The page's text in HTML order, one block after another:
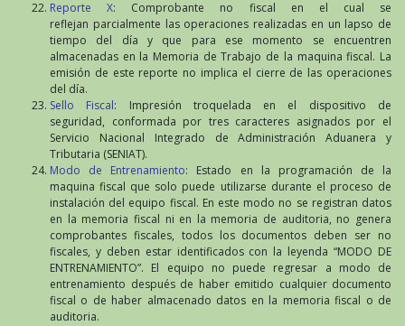
Reporte X: Comprobante no fiscal en el cual se
reflejan parcialmente las operaciones realizadas en un lapso de
tiempo del día y que para ese momento se encuentren
almacenadas en la Memoria de Trabajo de la maquina fiscal. La
emisión de este reporte no implica el cierre de las operaciones
del día.
Sello Fiscal: Impresión troquelada en el dispositivo de
seguridad, conformada por tres caracteres asignados por el
Servicio Nacional Integrado de Administración Aduanera y
Tributaria (SENIAT).
Modo de Entrenamiento: Estado en la programación de la
maquina fiscal que solo puede utilizarse durante el proceso de
instalación del equipo fiscal. En este modo no se registran datos
en la memoria fiscal ni en la memoria de auditoria, no genera
comprobantes fiscales, todos los documentos deben ser no
fiscales, y deben estar identificados con la leyenda “MODO DE
ENTRENAMIENTO”. El equipo no puede regresar a modo de
entrenamiento después de haber emitido cualquier documento
fiscal o de haber almacenado datos en la memoria fiscal o de
auditoria.